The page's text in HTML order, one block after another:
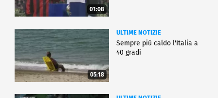
01:08
05:18
ULTIME NOTIZIE
Sempre più caldo l'Italia a
40 gradi